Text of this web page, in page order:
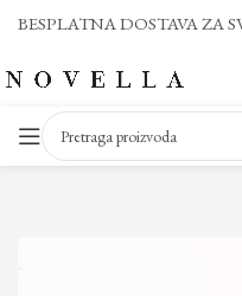
BESPLATNA DOSTAVA ZA